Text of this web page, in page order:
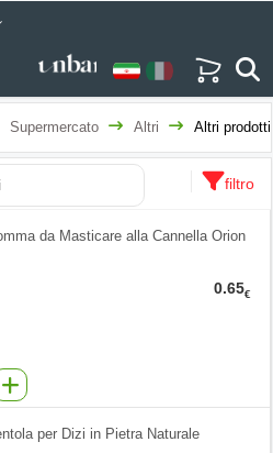
Supermercato Altri Altri prodotti
filtro
da Masticare alla Cannella Orion
0.65€
per Dizi in Pietra Naturale